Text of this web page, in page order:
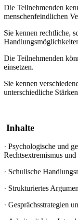
Die Teilnehmenden
menschenfeindlichen
Sie kennen rechtliche,
Die Teilnehmenden
einsetzen.
Sie kennen
unterschiedliche
Inhalte
· Psychologische und
Rechtsextremismus
· Schulische
· Strukturiertes
· Gesprächsstrategien